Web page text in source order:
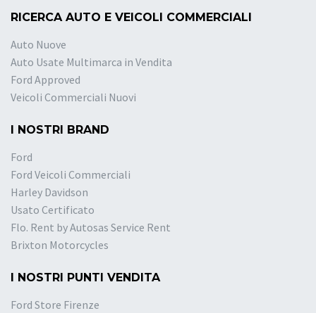
RICERCA AUTO E VEICOLI COMMERCIALI
Auto Nuove
Auto Usate Multimarca in Vendita
Ford Approved
Veicoli Commerciali Nuovi
I NOSTRI BRAND
Ford
Ford Veicoli Commerciali
Harley Davidson
Usato Certificato
Flo. Rent by Autosas Service Rent
Brixton Motorcycles
I NOSTRI PUNTI VENDITA
Ford Store Firenze